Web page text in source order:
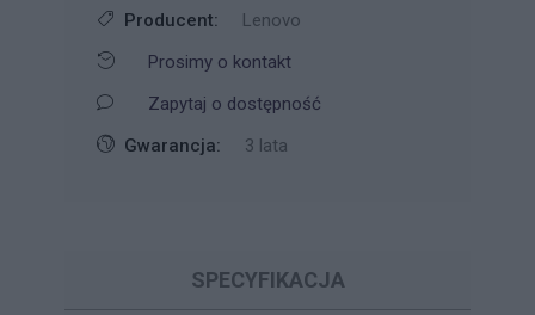
Producent:
Lenovo
Prosimy o kontakt
Zapytaj o dostępność
Gwarancja:
3 lata
SPECYFIKACJA